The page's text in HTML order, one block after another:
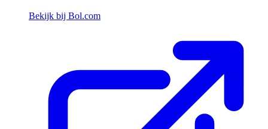
Bekijk bij Bol.com